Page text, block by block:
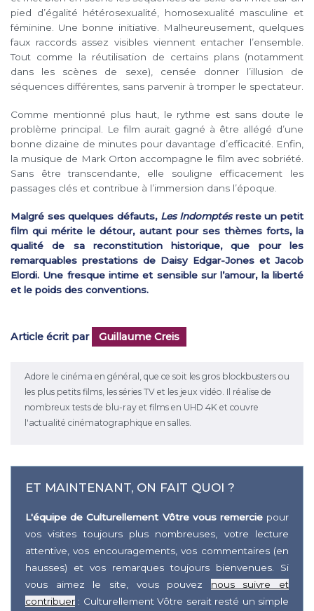
pied d’égalité hétérosexualité, homosexualité masculine et
féminine. Une bonne initiative. Malheureusement, quelques
faux raccords assez visibles viennent entacher l’ensemble.
Tout comme la réutilisation de certains plans (notamment
dans les scènes de sexe), censée donner l’illusion de
séquences différentes, sans parvenir à tromper le spectateur.
Comme mentionné plus haut, le rythme est sans doute le
problème principal. Le film aurait gagné à être allégé d’une
bonne dizaine de minutes pour davantage d’efficacité. Enfin,
la musique de Mark Orton accompagne le film avec sobriété.
Sans être transcendante, elle souligne efficacement les
passages clés et contribue à l’immersion dans l’époque.
Malgré ses quelques défauts, Les Indomptésreste un petit
film qui mérite le détour, autant pour ses thèmes forts, la
qualité de sa reconstitution historique, que pour les
remarquables prestations de Daisy Edgar-Jones et Jacob
Elordi. Une fresque intime et sensible sur l’amour, la liberté
et le poids des conventions.
Article écrit par Guillaume Creis
Adore le cinéma en général, que ce soit les gros blockbusters ou
les plus petits films, les séries TV et les jeux vidéo. Il réalise de
nombreux tests de blu-ray et films en UHD 4K et couvre
l'actualité cinématographique en salles.
ET MAINTENANT, ON FAIT QUOI ?
L'équipe de Culturellement Vôtre vous remerciepour
vos visites toujours plus nombreuses, votre lecture
attentive, vos encouragements, vos commentaires (en
hausses) et vos remarques toujours bienvenues. Si
vous aimez le site, vous pouvez nous suivre et
contribuer : Culturellement Vôtre serait resté un simple